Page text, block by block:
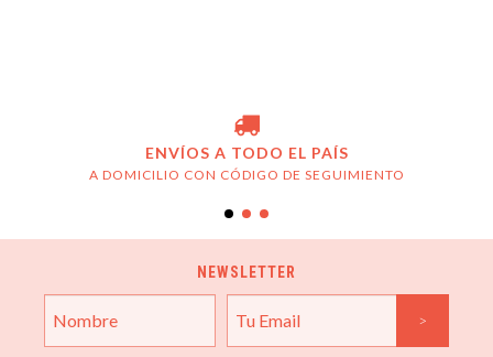
ENVÍOS A TODO EL PAÍS
A DOMICILIO CON CÓDIGO DE SEGUIMIENTO
NEWSLETTER